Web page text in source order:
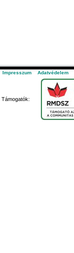
Impresszum Adatvédelem
Támogatók: